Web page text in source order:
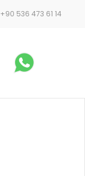
+90 536 473 61 14